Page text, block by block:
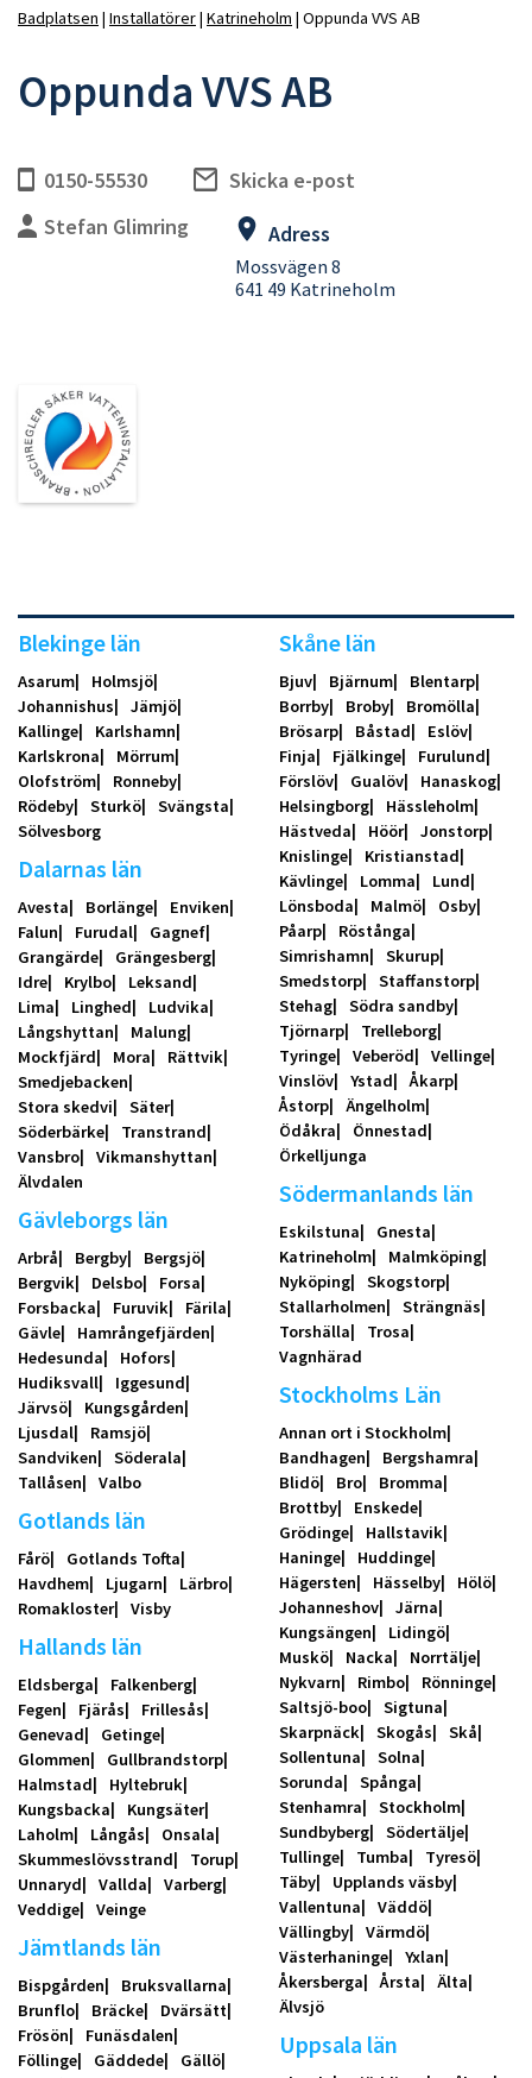
Badplatsen Installatörer Katrineholm Oppunda VVS AB
Oppunda VVS AB
0150-55530
Skicka e-post
Stefan Glimring
Adress
Mossvägen 8
641 49 Katrineholm
Blekinge län
Asarum
Holmsjö
Johannishus
Jämjö
Kallinge
Karlshamn
Karlskrona
Mörrum
Olofström
Ronneby
Rödeby
Sturkö
Svängsta
Sölvesborg
Dalarnas län
Avesta Borlänge
Enviken
Falun
Furudal
Gagnef
Grangärde
Grängesberg
Idre
Krylbo
Leksand
Lima
Linghed
Ludvika
Långshyttan
Malung
Mockfjärd
Mora
Rättvik
Smedjebacken
Stora skedvi
Säter
Söderbärke
Transtrand
Vansbro
Vikmanshyttan
Älvdalen
Gävleborgs län
Arbrå Bergby
Bergsjö
Bergvik
Delsbo
Forsa
Forsbacka
Furuvik
Färila
Gävle
Hamrångefjärden
Hedesunda
Hofors
Hudiksvall
Iggesund
Järvsö
Kungsgården
Ljusdal
Ramsjö
Sandviken
Söderala
Tallåsen
Valbo
Gotlands län
Fårö
Gotlands Tofta
Havdhem
Ljugarn
Lärbro
Romakloster
Visby
Hallands län
Eldsberga
Falkenberg
Fegen
Fjärås
Frillesås
Genevad
Getinge
Glommen
Gullbrandstorp
Halmstad
Hyltebruk
Kungsbacka
Kungsäter
Laholm
Långås
Onsala
Skummeslövsstrand
Torup
Unnaryd
Vallda
Varberg
Veddige
Veinge
Jämtlands län
Bispgården
Bruksvallarna
Brunflo
Bräcke
Dvärsätt
Frösön
Funäsdalen
Föllinge
Gäddede
Gällö
Skåne län
Bjuv Bjärnum
Blentarp
Borrby
Broby
Bromölla
Brösarp
Båstad
Eslöv
Finja
Fjälkinge
Furulund
Förslöv
Gualöv
Hanaskog
Helsingborg
Hässleholm
Hästveda
Höör
Jonstorp
Knislinge
Kristianstad
Kävlinge
Lomma
Lund
Lönsboda
Malmö
Osby
Påarp
Röstånga
Simrishamn
Skurup
Smedstorp
Staffanstorp
Stehag
Södra sandby
Tjörnarp
Trelleborg
Tyringe
Veberöd
Vellinge
Vinslöv
Ystad
Åkarp
Åstorp
Ängelholm
Ödåkra
Önnestad
Örkelljunga
Södermanlands län
Eskilstuna
Gnesta
Katrineholm
Malmköping
Nyköping
Skogstorp
Stallarholmen
Strängnäs
Torshälla
Trosa
Vagnhärad
Stockholms Län
Annan ort i Stockholm
Bandhagen
Bergshamra
Blidö
Bro
Bromma
Brottby
Enskede
Grödinge
Hallstavik
Haninge
Huddinge
Hägersten
Hässelby
Hölö
Johanneshov
Järna
Kungsängen
Lidingö
Muskö
Nacka
Norrtälje
Nykvarn
Rimbo
Rönninge
Saltsjö-boo
Sigtuna
Skarpnäck
Skogås
Skå
Sollentuna
Solna
Sorunda
Spånga
Stenhamra
Stockholm
Sundbyberg
Södertälje
Tullinge
Tumba
Tyresö
Täby
Upplands väsby
Vallentuna
Väddö
Vällingby
Värmdö
Västerhaninge
Yxlan
Åkersberga
Årsta
Älta
Älvsjö
Uppsala län